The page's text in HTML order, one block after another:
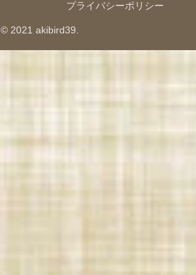
プライバシーポリシー
© 2021 akibird39.